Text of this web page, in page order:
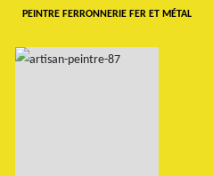
PEINTRE FERRONNERIE FER ET MÉTAL